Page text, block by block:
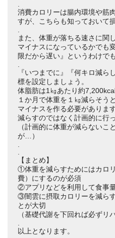
.
消費カロリーは腸内環境や筋
すが、こちらも知っておいて
.
また、体重が落ちる速さに関
マイナスになっているかでも
限だから遅い』というわけで
.
『いつまでに』『何キロ減ら
標を設定しましょう。
体脂肪は1㎏あたり約7,200kcal
１か月で体重を１㎏減らそう
マイナスを作る必要がありま
減らすのではなく計画的に行
（計画的に体重が減らないこ
が…）
.
.
【まとめ】
①体重を減らすためにはカロ
費）にするのが必須
②アプリなどを利用して食事
③闇雲に摂取カロリーを減ら
とが大切
（基礎代謝を下回れば必ずリ
.
以上となります。